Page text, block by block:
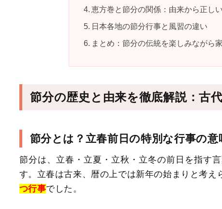
恵方巻と節分の関係：由来から正し
日本各地の節分行事と風習の違い
まとめ：節分の伝統を楽しみながら
節分の歴史と由来を徹底解説：古
節分とは？立春前日の特別な行事の意
節分は、立春・立夏・立秋・立冬の前日を指す
す。立春は古来、暦の上では新年の始まりと考え
つ行事でした。